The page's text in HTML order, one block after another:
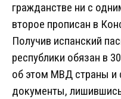
гражданстве ни с
второе прописан в
Получив испанский
республики обязан в
об этом МВД страны и
документы,